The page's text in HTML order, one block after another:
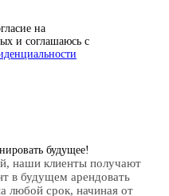
на
и соглашаюсь с
будущее!
наши клиенты получают
в будущем арендовать
любой срок, начиная от